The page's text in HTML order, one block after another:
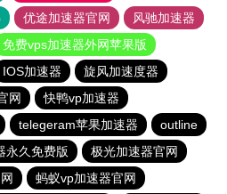
优途加速器官网
风驰加速器
免费vps加速器外网苹果版
IOS加速器
旋风加速度器
网
快鸭vp加速器
telegeram苹果加速器
outline
永久免费版
极光加速器官网
蚂蚁vp加速器官网